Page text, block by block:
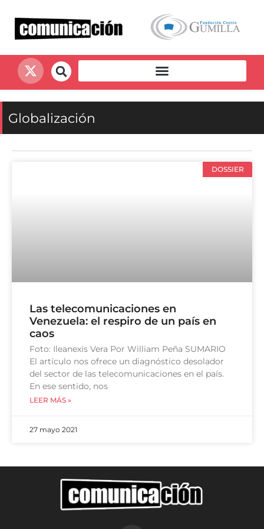
Globalización
DOSSIER
Las telecomunicaciones en
Venezuela: el respiro de un país en
caos
Foto: Ileanexis Vera Por William Peña SUMARIO
El artículo nos ofrece un diagnóstico desolador
del sector de las telecomunicaciones en el país.
En ese sentido, nos
LEER MÁS »
27 mayo 2021